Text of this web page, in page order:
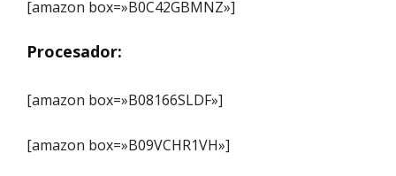
[amazon box=»B0C42GBMNZ»]
Procesador:
[amazon box=»B08166SLDF»]
[amazon box=»B09VCHR1VH»]